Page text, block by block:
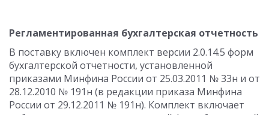
Регламентированная бухгалтерская отчетность
В поставку включен комплект версии 2.0.14.5 форм
бухгалтерской отчетности, установленной
приказами Минфина России от 25.03.2011 № 33н и от
28.12.2010 № 191н (в редакции приказа Минфина
России от 29.12.2011 № 191н). Комплект включает